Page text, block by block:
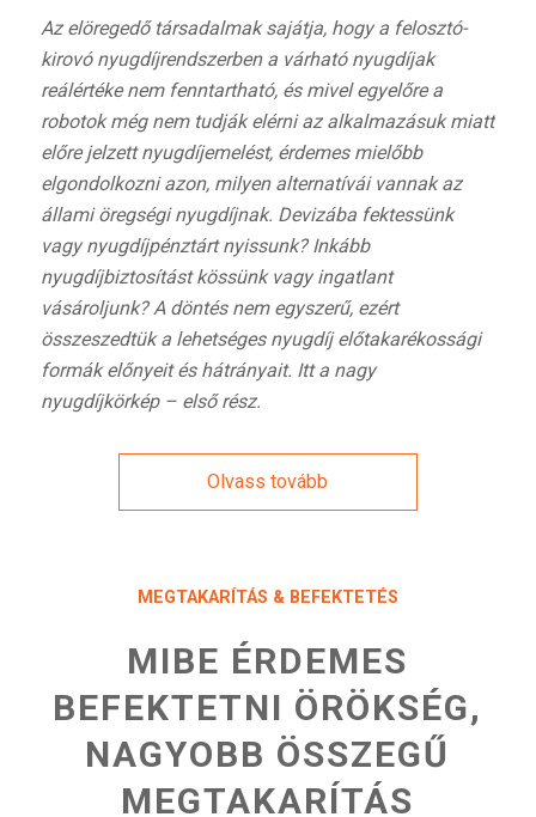
Az elöregedő társadalmak sajátja, hogy a felosztó-
kirovó nyugdíjrendszerben a várható nyugdíjak
reálértéke nem fenntartható, és mivelegyelőre a
robotok még nem tudják elérni az alkalmazásuk miatt
előre jelzett nyugdíjemelést,érdemes mielőbb
elgondolkozni azon, milyen alternatívái vannak az
állami öregségi nyugdíjnak. Devizába fektessünk
vagy nyugdíjpénztárt nyissunk? Inkább
nyugdíjbiztosítást kössünk vagy ingatlant
vásároljunk? A döntés nem egyszerű, ezért
összeszedtük a lehetséges nyugdíj előtakarékossági
formák előnyeit és hátrányait. Itt a nagy
nyugdíjkörkép – első rész.
Olvass tovább
MEGTAKARÍTÁS & BEFEKTETÉS
MIBE ÉRDEMES
BEFEKTETNI ÖRÖKSÉG,
NAGYOBB ÖSSZEGŰ
MEGTAKARÍTÁS